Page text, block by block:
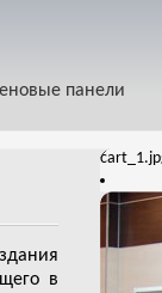
панели
в